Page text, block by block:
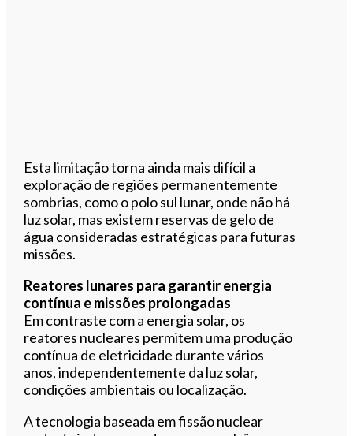
Esta limitação torna ainda mais difícil a
exploração de regiões permanentemente
sombrias, como o polo sul lunar, onde não há
luz solar, mas existem reservas de gelo de
água consideradas estratégicas para futuras
missões.
Reatores lunares para garantir energia
contínua e missões prolongadas
Em contraste com a energia solar, os
reatores nucleares permitem uma produção
contínua de eletricidade durante vários
anos, independentemente da luz solar,
condições ambientais ou localização.
A tecnologia baseada em fissão nuclear